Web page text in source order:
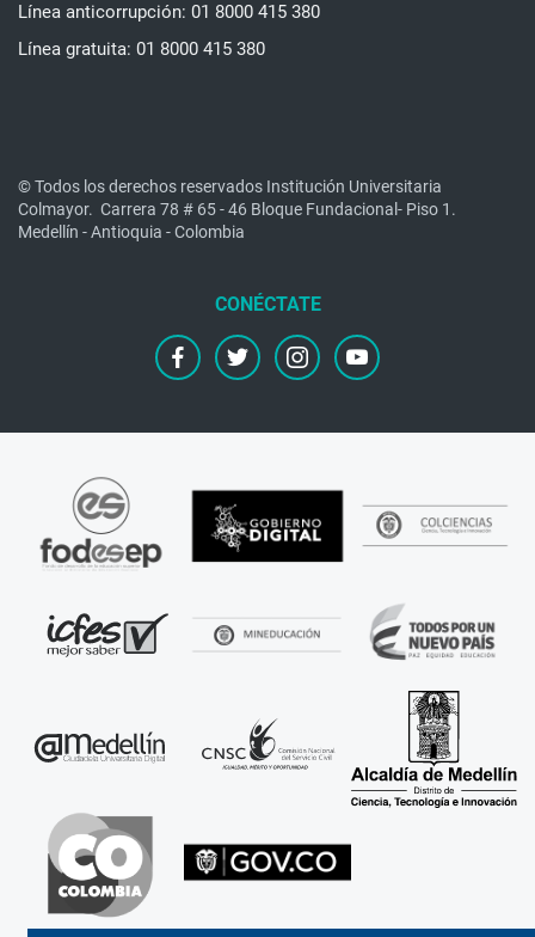
Línea anticorrupción: 01 8000 415 380
Línea gratuita: 01 8000 415 380
© Todos los derechos reservados Institución Universitaria
Colmayor. Carrera 78 # 65 - 46 Bloque Fundacional- Piso 1.
Medellín - Antioquia - Colombia
facebooktwitter instagramyoutube